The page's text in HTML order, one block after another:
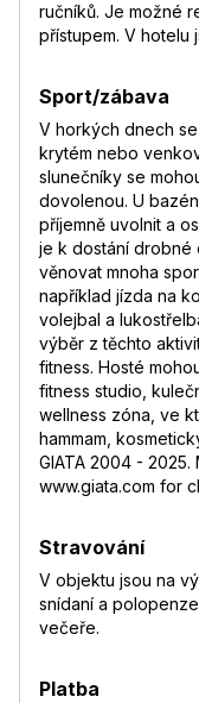
ručníků. Je možné
přístupem. V hotelu
Sport/zábava
V horkých dnech
krytém nebo
slunečníky se
dovolenou. U
příjemně uvolnit a
je k dostání drobné
věnovat mnoha
například jízda na
volejbal a
výběr z těchto
fitness. Hosté
fitness studio,
wellness zóna, ve
hammam,
GIATA 2004 -
www.giata.com for
Stravování
V objektu jsou na
snídaní a
večeře.
Platba